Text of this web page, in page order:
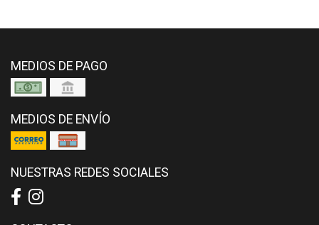
MEDIOS DE PAGO
MEDIOS DE ENVÍO
NUESTRAS REDES SOCIALES